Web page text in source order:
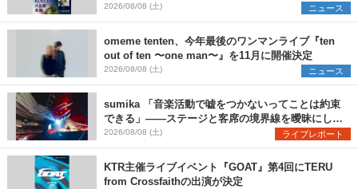
SCOOBIE DO、かりゆし58、Reiを発表
2026/08/08 (土) ニュース
omeme tenten、今年最後のワンマンライブ『ten
out of ten 〜one man〜』を11月に開催決定
2026/08/08 (土) ニュース
sumika 「音楽活動で嘘をつかないってことは約束
できる」――ステージと客席の境界線を曖昧にし
た、ツアーファイナル武道館公演レポート
2026/08/08 (土) ライブレポート
KTR主催ライブイベント『GOAT』第4回にTERU
from Crossfaithの出演が決定